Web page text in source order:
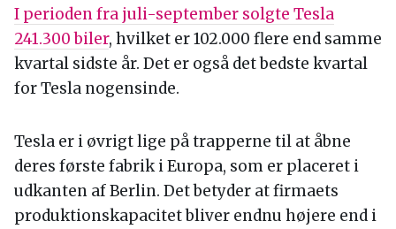
I perioden fra juli-september solgte Tesla
241.300 biler, hvilket er 102.000 flere end samme
kvartal sidste år. Det er også det bedste kvartal
for Tesla nogensinde.
Tesla er i øvrigt lige på trapperne til at åbne
deres første fabrik i Europa, som er placeret i
udkanten af Berlin. Det betyder at firmaets
produktionskapacitet bliver endnu højere end i